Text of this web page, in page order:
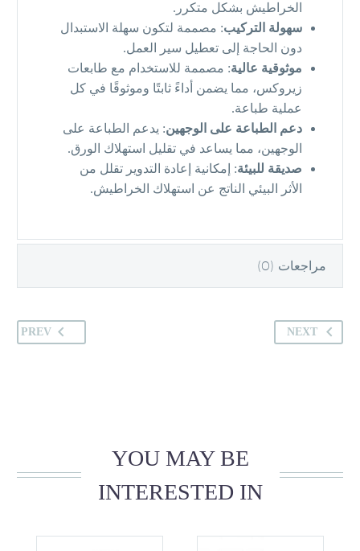
الخراطيش بشكل متكرر.
سهولة التركيب: مصممة لتكون سهلة الاستبدال
دون الحاجة إلى تعطيل سير العمل.
موثوقية عالية: مصممة للاستخدام مع طابعات
زيروكس، مما يضمن أداءً ثابتًا وموثوقًا في كل
عملية طباعة.
دعم الطباعة على الوجهين: يدعم الطباعة على
الوجهين، مما يساعد في تقليل استهلاك الورق.
صديقة للبيئة: إمكانية إعادة التدوير تقلل من
الأثر البيئي الناتج عن استهلاك الخراطيش.
مراجعات (0)
PREV NEXT
YOU MAY BE
INTERESTED IN